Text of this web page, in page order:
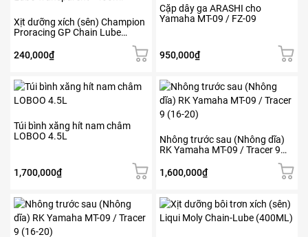
Xịt dưỡng xích (sên) Champion
Proracing GP Chain Lube
240,000₫
Cặp dây ga ARASHI cho
Yamaha MT-09 / FZ-09
950,000₫
có
nhiều
Các
chọn
có
thể
chọn
trang
phẩm
Túi bình xăng hít nam châm
LOBOO 4.5L
1,700,000₫
Nhông trước sau (Nhông dĩa)
RK Yamaha MT-09 / Tracer 9
1,600,000₫